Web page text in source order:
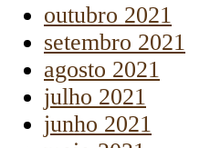
outubro 2021
setembro 2021
agosto 2021
julho 2021
junho 2021